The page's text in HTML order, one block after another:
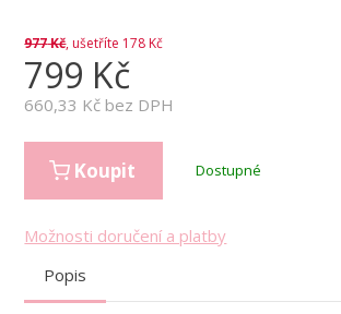
977Kč, ušetříte 178 Kč
799 Kč
660,33 Kč bez DPH
Koupit Dostupné
Možnosti doručení a platby
Popis